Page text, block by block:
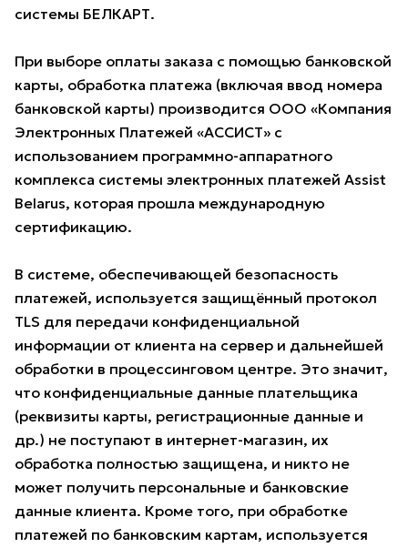
системы БЕЛКАРТ.
При выборе оплаты заказа с помощью банковской
карты, обработка платежа (включая ввод номера
банковской карты) производится ООО «Компания
Электронных Платежей «АССИСТ» с
использованием программно-аппаратного
комплекса системы электронных платежей Assist
Belarus, которая прошла международную
сертификацию.
В системе, обеспечивающей безопасность
платежей, используется защищённый протокол
TLS для передачи конфиденциальной
информации от клиента на сервер и дальнейшей
обработки в процессинговом центре. Это значит,
что конфиденциальные данные плательщика
(реквизиты карты, регистрационные данные и
др.) не поступают в интернет-магазин, их
обработка полностью защищена, и никто не
может получить персональные и банковские
данные клиента. Кроме того, при обработке
платежей по банковским картам, используется